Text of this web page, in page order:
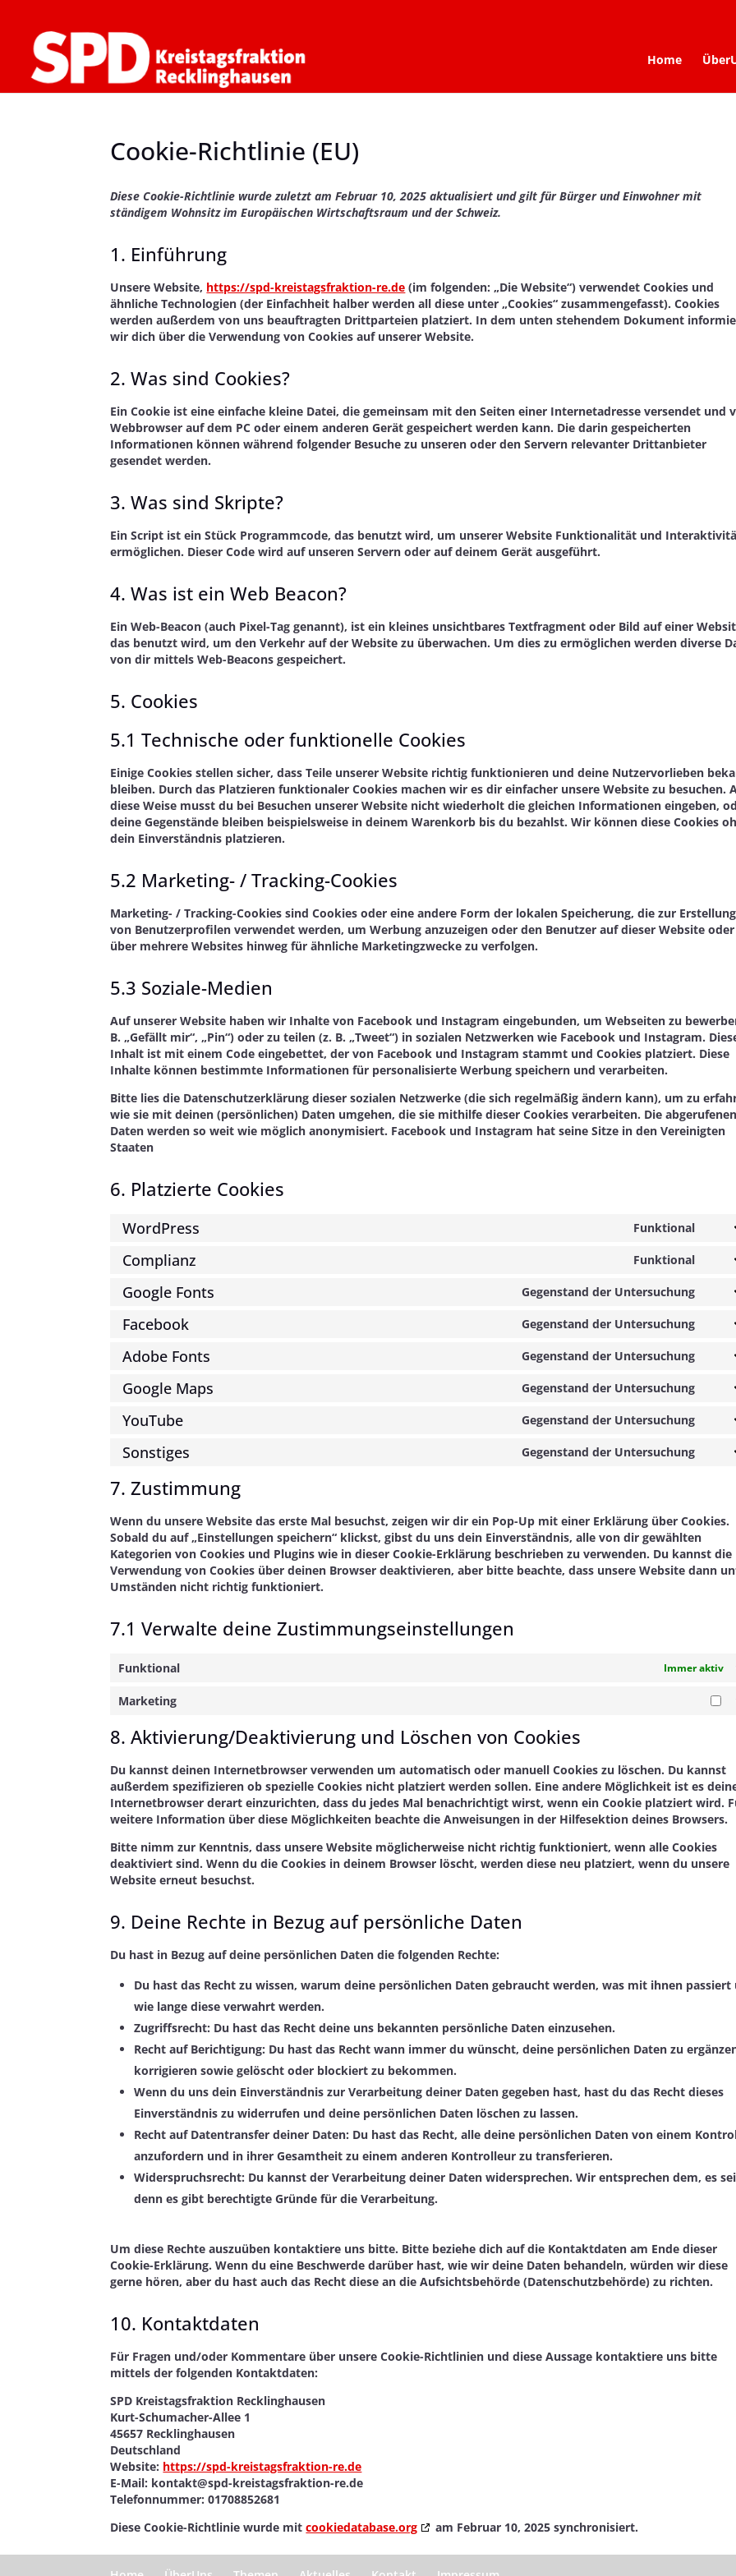
Home
Cookie-Richtlinie (EU)
Diese Cookie-Richtlinie wurde zuletzt am Februar 10, 2025 aktualisiert und gilt für Bürger und Einwohner mit
ständigem Wohnsitz im Europäischen Wirtschaftsraum und der Schweiz.
1. Einführung
Unsere Website, https://spd-kreistagsfraktion-re.de (im folgenden: „Die Website“) verwendet Cookies und
ähnliche Technologien (der Einfachheit halber werden all diese unter „Cookies“ zusammengefasst). Cookies
werden außerdem von uns beauftragten Drittparteien platziert. In dem unten stehendem Dokument
wir dich über die Verwendung von Cookies auf unserer Website.
2. Was sind Cookies?
Ein Cookie ist eine einfache kleine Datei, die gemeinsam mit den Seiten einer Internetadresse versendet und
Webbrowser auf dem PC oder einem anderen Gerät gespeichert werden kann. Die darin gespeicherten
Informationen können während folgender Besuche zu unseren oder den Servern relevanter Drittanbieter
gesendet werden.
3. Was sind Skripte?
Ein Script ist ein Stück Programmcode, das benutzt wird, um unserer Website Funktionalität und
ermöglichen. Dieser Code wird auf unseren Servern oder auf deinem Gerät ausgeführt.
4. Was ist ein Web Beacon?
Ein Web-Beacon (auch Pixel-Tag genannt), ist ein kleines unsichtbares Textfragment oder Bild auf einer
das benutzt wird, um den Verkehr auf der Website zu überwachen. Um dies zu ermöglichen werden diverse
von dir mittels Web-Beacons gespeichert.
5. Cookies
5.1 Technische oder funktionelle Cookies
Einige Cookies stellen sicher, dass Teile unserer Website richtig funktionieren und deine Nutzervorlieben
bleiben. Durch das Platzieren funktionaler Cookies machen wir es dir einfacher unsere Website zu besuchen.
diese Weise musst du bei Besuchen unserer Website nicht wiederholt die gleichen Informationen eingeben,
deine Gegenstände bleiben beispielsweise in deinem Warenkorb bis du bezahlst. Wir können diese Cookies
dein Einverständnis platzieren.
5.2 Marketing- / Tracking-Cookies
Marketing- / Tracking-Cookies sind Cookies oder eine andere Form der lokalen Speicherung, die zur Erstellung
von Benutzerprofilen verwendet werden, um Werbung anzuzeigen oder den Benutzer auf dieser Website oder
über mehrere Websites hinweg für ähnliche Marketingzwecke zu verfolgen.
5.3 Soziale-Medien
Auf unserer Website haben wir Inhalte von Facebook und Instagram eingebunden, um Webseiten zu
B. „Gefällt mir“, „Pin“) oder zu teilen (z. B. „Tweet“) in sozialen Netzwerken wie Facebook und Instagram.
Inhalt ist mit einem Code eingebettet, der von Facebook und Instagram stammt und Cookies platziert. Diese
Inhalte können bestimmte Informationen für personalisierte Werbung speichern und verarbeiten.
Bitte lies die Datenschutzerklärung dieser sozialen Netzwerke (die sich regelmäßig ändern kann), um zu
wie sie mit deinen (persönlichen) Daten umgehen, die sie mithilfe dieser Cookies verarbeiten. Die abgerufenen
Daten werden so weit wie möglich anonymisiert. Facebook und Instagram hat seine Sitze in den Vereinigten
Staaten
6. Platzierte Cookies
WordPress Funktional
Complianz Funktional
Google Fonts Gegenstand der Untersuchung
Facebook Gegenstand der Untersuchung
Adobe Fonts Gegenstand der Untersuchung
Google Maps Gegenstand der Untersuchung
YouTube Gegenstand der Untersuchung
Sonstiges Gegenstand der Untersuchung
7. Zustimmung
Wenn du unsere Website das erste Mal besuchst, zeigen wir dir ein Pop-Up mit einer Erklärung über Cookies.
Sobald du auf „Einstellungen speichern“ klickst, gibst du uns dein Einverständnis, alle von dir gewählten
Kategorien von Cookies und Plugins wie in dieser Cookie-Erklärung beschrieben zu verwenden. Du kannst die
Verwendung von Cookies über deinen Browser deaktivieren, aber bitte beachte, dass unsere Website dann
Umständen nicht richtig funktioniert.
7.1 Verwalte deine Zustimmungseinstellungen
Funktional Immer aktiv
Marketing
8. Aktivierung/Deaktivierung und Löschen von Cookies
Du kannst deinen Internetbrowser verwenden um automatisch oder manuell Cookies zu löschen. Du kannst
außerdem spezifizieren ob spezielle Cookies nicht platziert werden sollen. Eine andere Möglichkeit ist es
Internetbrowser derart einzurichten, dass du jedes Mal benachrichtigt wirst, wenn ein Cookie platziert wird.
weitere Information über diese Möglichkeiten beachte die Anweisungen in der Hilfesektion deines Browsers.
Bitte nimm zur Kenntnis, dass unsere Website möglicherweise nicht richtig funktioniert, wenn alle Cookies
deaktiviert sind. Wenn du die Cookies in deinem Browser löscht, werden diese neu platziert, wenn du unsere
Website erneut besuchst.
9. Deine Rechte in Bezug auf persönliche Daten
Du hast in Bezug auf deine persönlichen Daten die folgenden Rechte:
Du hast das Recht zu wissen, warum deine persönlichen Daten gebraucht werden, was mit ihnen passiert
wie lange diese verwahrt werden.
Zugriffsrecht: Du hast das Recht deine uns bekannten persönliche Daten einzusehen.
Recht auf Berichtigung: Du hast das Recht wann immer du wünscht, deine persönlichen Daten zu
korrigieren sowie gelöscht oder blockiert zu bekommen.
Wenn du uns dein Einverständnis zur Verarbeitung deiner Daten gegeben hast, hast du das Recht dieses
Einverständnis zu widerrufen und deine persönlichen Daten löschen zu lassen.
Recht auf Datentransfer deiner Daten: Du hast das Recht, alle deine persönlichen Daten von einem
anzufordern und in ihrer Gesamtheit zu einem anderen Kontrolleur zu transferieren.
Widerspruchsrecht: Du kannst der Verarbeitung deiner Daten widersprechen. Wir entsprechen dem, es sei
denn es gibt berechtigte Gründe für die Verarbeitung.
Um diese Rechte auszuüben kontaktiere uns bitte. Bitte beziehe dich auf die Kontaktdaten am Ende dieser
Cookie-Erklärung. Wenn du eine Beschwerde darüber hast, wie wir deine Daten behandeln, würden wir diese
gerne hören, aber du hast auch das Recht diese an die Aufsichtsbehörde (Datenschutzbehörde) zu richten.
10. Kontaktdaten
Für Fragen und/oder Kommentare über unsere Cookie-Richtlinien und diese Aussage kontaktiere uns bitte
mittels der folgenden Kontaktdaten:
SPD Kreistagsfraktion Recklinghausen
Kurt-Schumacher-Allee 1
45657 Recklinghausen
Deutschland
Website: https://spd-kreistagsfraktion-re.de
E-Mail: kontakt@spd-kreistagsfraktion-re.de
Telefonnummer: 01708852681
Diese Cookie-Richtlinie wurde mitcookiedatabase.org am Februar 10, 2025 synchronisiert.